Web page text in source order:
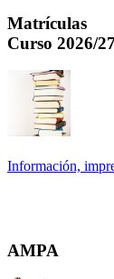
Matrículas
Curso 2026/27
Información,
AMPA